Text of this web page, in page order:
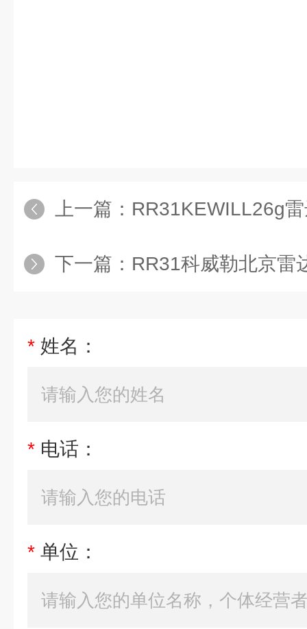
上一篇： RR31KEWILL26g
下一篇： RR31科威勒北京雷
* 姓名：
* 电话：
* 单位：